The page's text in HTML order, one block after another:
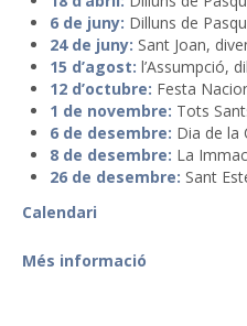
6 de juny: Dilluns de
24 de juny: Sant Joan,
15 d’agost: l’Assumpció,
12 d’octubre: Festa
1 de novembre: Tots
6 de desembre: Dia de la
8 de desembre: La
26 de desembre: Sant
Calendari
Més informació